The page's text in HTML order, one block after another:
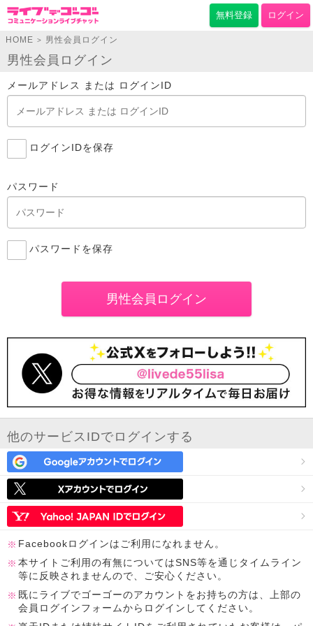
無料登録 ログイン
HOME > 男性会員ログイン
男性会員ログイン
メールアドレス または ログインID
ログインIDを保存
パスワード
パスワードを保存
他のサービスIDでログインする
Facebookログインはご利用になれません。
本サイトご利用の有無についてはSNS等を通じタイムライン
等に反映されませんので、ご安心ください。
既にライブでゴーゴーのアカウントをお持ちの方は、上部の
会員ログインフォームからログインしてください。